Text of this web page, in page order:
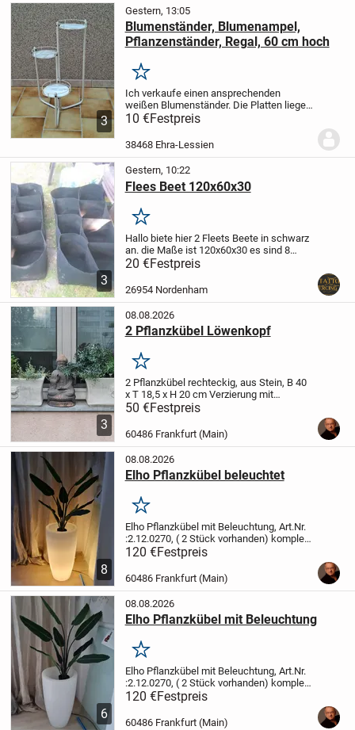
3
Gestern, 13:05
Blumenständer, Blumenampel,
Pflanzenständer, Regal, 60 cm hoch
Merken
Ich verkaufe einen ansprechenden
weißen Blumenständer. Die Platten liegen
lose auf, sind herausnehmbar und sind
aus Marmor. Sie sind dementsprechend
sehr gut sauber zu halten. An einer Platte
10 €Festpreis
38468 Ehra-Lessien
3
Gestern, 10:22
Flees Beet 120x60x30
Merken
Hallo biete hier 2 Fleets Beete in schwarz
an. die Maße ist 120x60x30 es sind 8
Fächer an. sie sind in einem guten
Zustand ohne Löcher ect. kann jederzeit
abgeholt werden
20 €Festpreis
26954 Nordenham
3
08.08.2026
2 Pflanzkübel Löwenkopf
Merken
2 Pflanzkübel rechteckig, aus Stein, B 40
x T 18,5 x H 20 cm Verzierung mit
LöwenkopfNur komplett verkäuflich
50 €Festpreis
60486 Frankfurt (Main)
8
08.08.2026
Elho Pflanzkübel beleuchtet
Merken
Elho Pflanzkübel mit Beleuchtung, Art.Nr.
:2.12.0270, ( 2 Stück vorhanden) komplett
Kunststoff weiß, max. 11W, E27,
oben, 23 unten x H 69 cm, innen Diam
oben 30 cm(Neupreis 179.- aus...
120 €Festpreis
60486 Frankfurt (Main)
6
08.08.2026
Elho Pflanzkübel mit Beleuchtung
Merken
Elho Pflanzkübel mit Beleuchtung, Art.Nr.
:2.12.0270, ( 2 Stück vorhanden) komplett
Kunststoff weiß, max. 11W, E27,
oben, 23 unten x H 69 cm, innen Diam
oben 30 cm(Neupreis 179.- aus...
120 €Festpreis
60486 Frankfurt (Main)